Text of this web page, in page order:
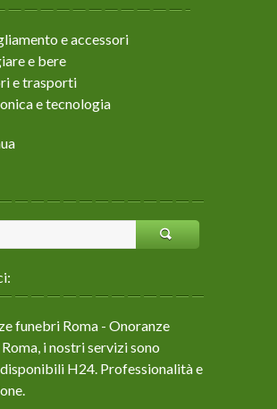
e accessori
e bere
e trasporti
e tecnologia
funebri Roma - Onoranze
i nostri servizi sono
H24. Professionalità e